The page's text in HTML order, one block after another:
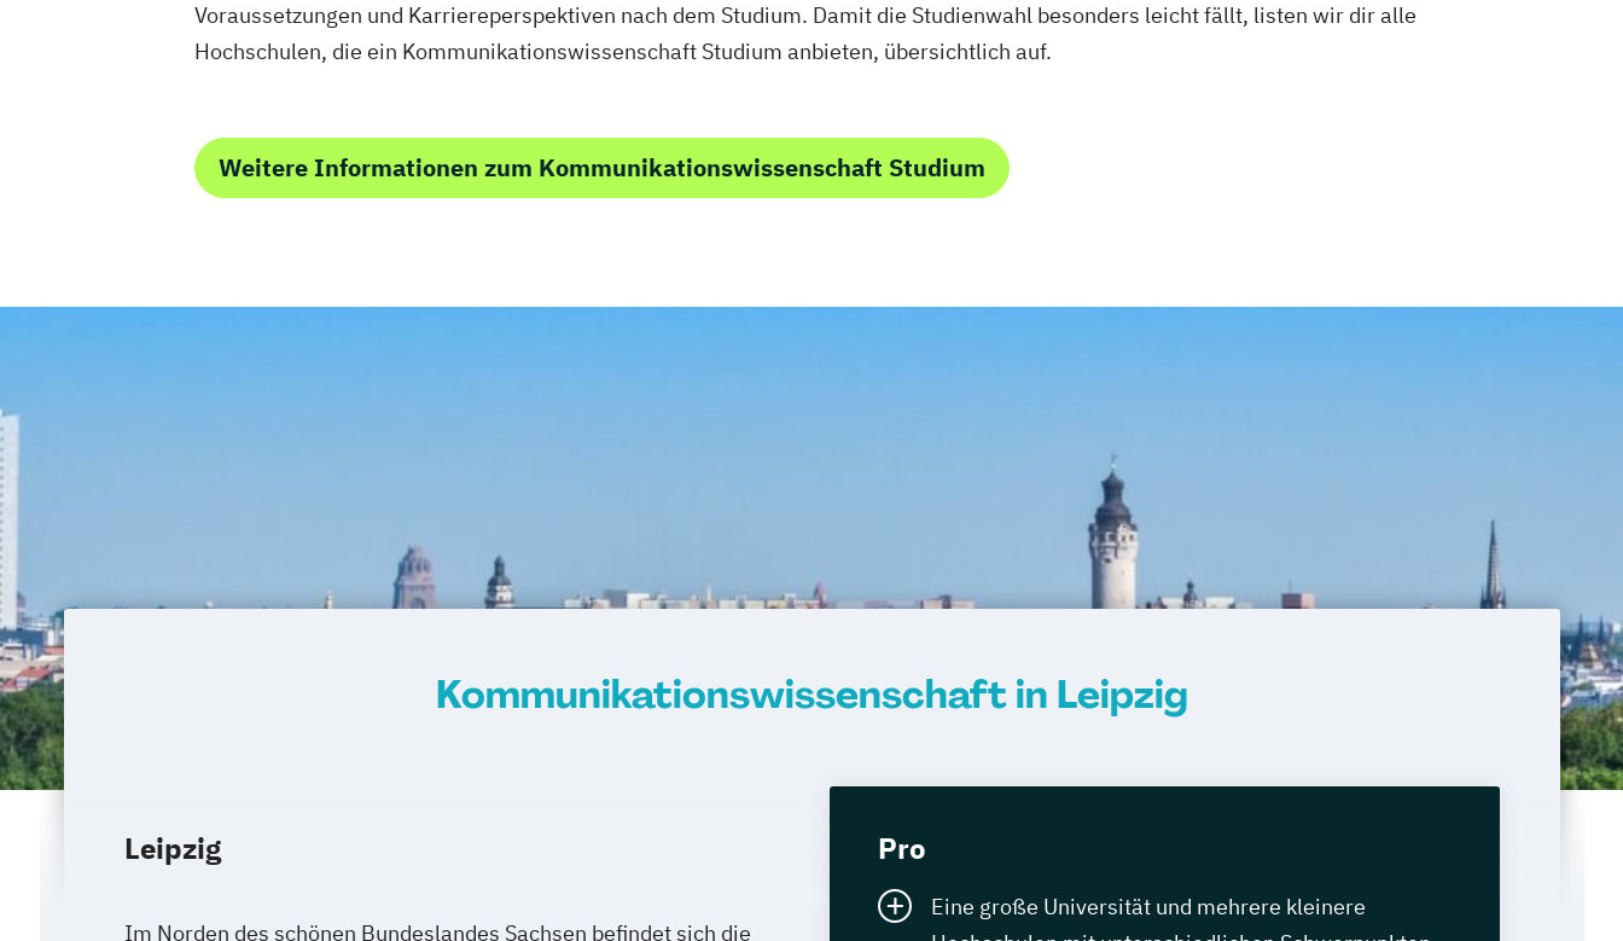
Voraussetzungen und Karriereperspektiven nach dem Studium. Damit die Studienwahl besonders leicht fällt, listen wir dir alle
Hochschulen, die ein Kommunikationswissenschaft Studium anbieten, übersichtlich auf.
Weitere Informationen zum Kommunikationswissenschaft Studium
Kommunikationswissenschaft in Leipzig
Leipzig
Im Norden des schönen Bundeslandes Sachsen befindet sich die
Pro
Eine große Universität und mehrere kleinere